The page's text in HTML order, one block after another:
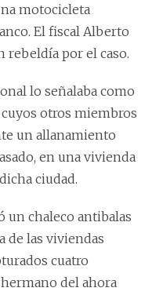
motocicleta
El fiscal Alberto
rebeldía por el caso.
lo señalaba como
otros miembros
un allanamiento
en una vivienda
ciudad.
un chaleco antibalas
de las viviendas
cuatro
del ahora